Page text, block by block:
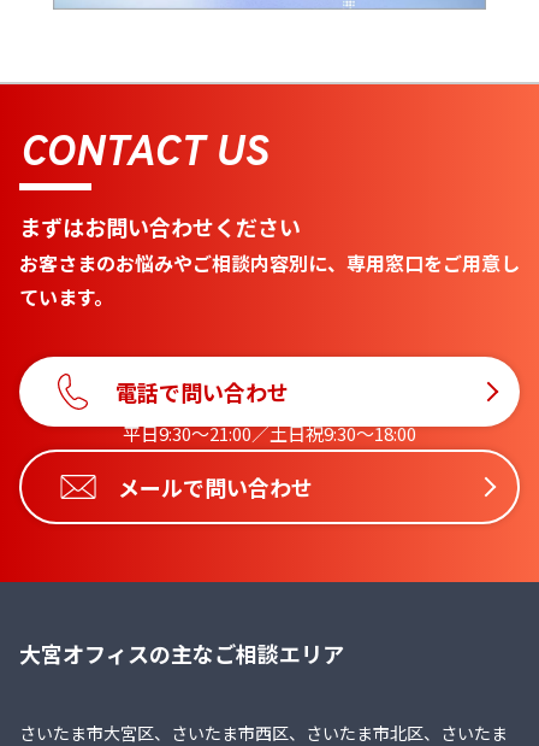
CONTACT US
まずはお問い合わせください
お客さまのお悩みやご相談内容別に、専用窓口をご用意し
ています。
電話で問い合わせ
平日9:30〜21:00／土日祝9:30〜18:00
メールで問い合わせ
大宮オフィスの主なご相談エリア
さいたま市大宮区、さいたま市西区、さいたま市北区、さいたま